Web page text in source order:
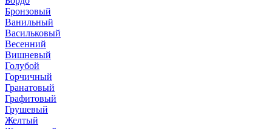
Бронзовый
Ванильный
Васильковый
Весенний
Вишневый
Голубой
Горчичный
Гранатовый
Графитовый
Грушевый
Желтый